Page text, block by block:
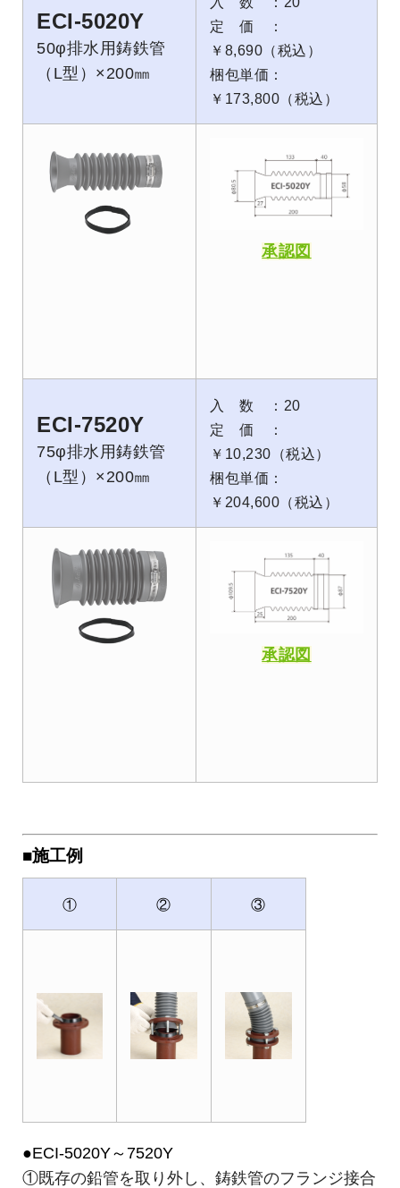
ECI-5020Y
50φ排水用鋳鉄管
（L型）×200㎜
定 価 ：
￥8,690（税込）
梱包単価：
￥173,800（税込）
承認図
ECI-7520Y
75φ排水用鋳鉄管
（L型）×200㎜
入 数 ：20
定 価 ：
￥10,230（税込）
梱包単価：
￥204,600（税込）
承認図
■施工例
① ② ③
●ECI-5020Y～7520Y
①既存の鉛管を取り外し、鋳鉄管のフランジ接合